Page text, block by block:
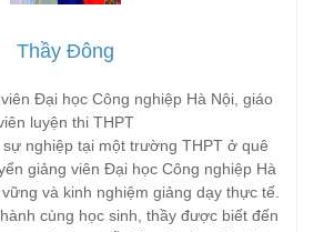
Thầy Đông
Đại học Công nghiệp Hà Nội, giáo
luyện thi THPT
nghiệp tại một trường THPT ở quê
giảng viên Đại học Công nghiệp Hà
và kinh nghiệm giảng dạy thực tế.
cùng học sinh, thầy được biết đến